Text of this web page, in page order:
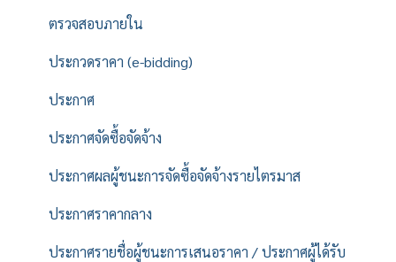
ตรวจสอบภายใน
ประกวดราคา (e-bidding)
ประกาศ
ประกาศจัดซื้อจัดจ้าง
ประกาศผลผู้ชนะการจัดซื้อจัดจ้างรายไตรมาส
ประกาศราคากลาง
ประกาศรายชื่อผู้ชนะการเสนอราคา / ประกาศผู้ได้รับ